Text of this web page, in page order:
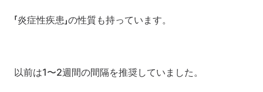
「炎症性疾患」の性質も持っています。
以前は1〜2週間の間隔を推奨していました。